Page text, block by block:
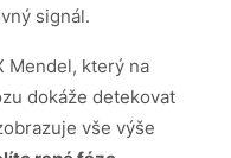
signál.
Mendel, který na
dokáže detekovat
vše výše